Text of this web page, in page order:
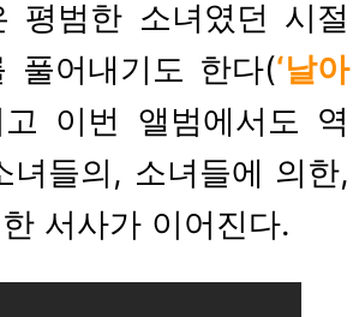
평범한 소녀였던 시절
풀어내기도 한다(‘날아
이번 앨범에서도 역
녀들의, 소녀들에 의한,
서사가 이어진다.